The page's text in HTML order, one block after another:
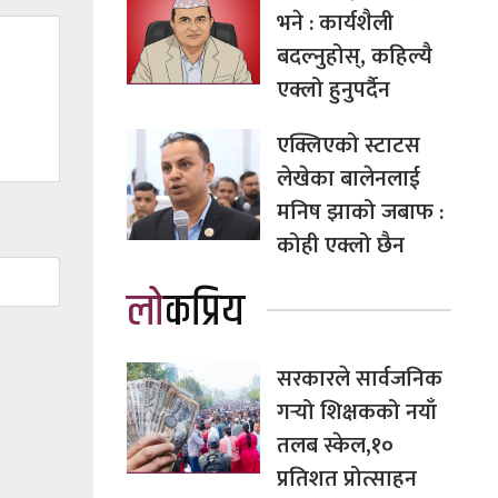
भने : कार्यशैली
बदल्नुहोस्, कहिल्यै
एक्लो हुनुपर्दैन
एक्लिएको स्टाटस
लेखेका बालेनलाई
मनिष झाको जबाफ :
कोही एक्लो छैन
लोकप्रिय
सरकारले सार्वजनिक
गर्‍यो शिक्षकको नयाँ
तलब स्केल,१०
प्रतिशत प्रोत्साहन